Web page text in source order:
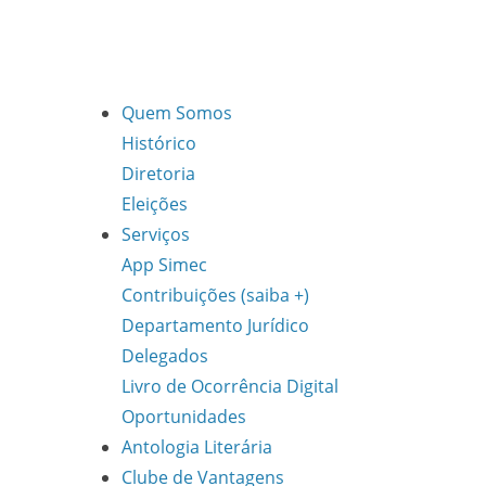
Quem Somos
Histórico
Diretoria
Eleições
Serviços
App Simec
Contribuições (saiba +)
Departamento Jurídico
Delegados
Livro de Ocorrência Digital
Oportunidades
Antologia Literária
Clube de Vantagens